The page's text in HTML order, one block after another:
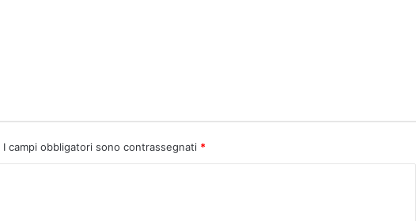
I campi obbligatori sono contrassegnati *